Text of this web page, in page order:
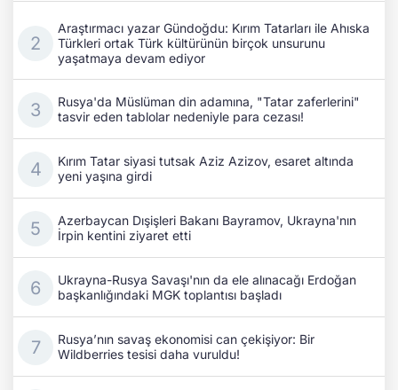
Araştırmacı yazar Gündoğdu: Kırım Tatarları ile Ahıska
Türkleri ortak Türk kültürünün birçok unsurunu
yaşatmaya devam ediyor
Rusya'da Müslüman din adamına, "Tatar zaferlerini"
tasvir eden tablolar nedeniyle para cezası!
Kırım Tatar siyasi tutsak Aziz Azizov, esaret altında
yeni yaşına girdi
Azerbaycan Dışişleri Bakanı Bayramov, Ukrayna'nın
İrpin kentini ziyaret etti
Ukrayna-Rusya Savaşı'nın da ele alınacağı Erdoğan
başkanlığındaki MGK toplantısı başladı
Rusya’nın savaş ekonomisi can çekişiyor: Bir
Wildberries tesisi daha vuruldu!